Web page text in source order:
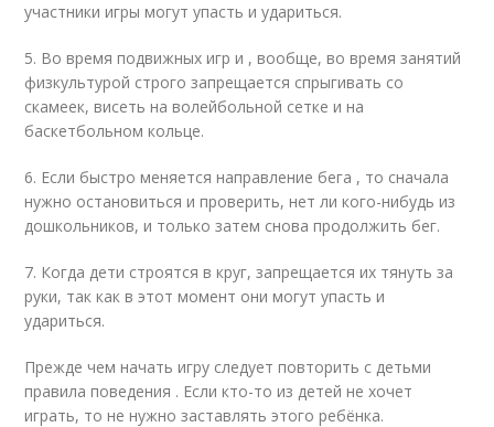
участники игры могут упасть и удариться.
5. Во время подвижных игр и , вообще, во время занятий
физкультурой строго запрещается спрыгивать со
скамеек, висеть на волейбольной сетке и на
баскетбольном кольце.
6. Если быстро меняется направление бега , то сначала
нужно остановиться и проверить, нет ли кого-нибудь из
дошкольников, и только затем снова продолжить бег.
7. Когда дети строятся в круг, запрещается их тянуть за
руки, так как в этот момент они могут упасть и
удариться.
Прежде чем начать игру следует повторить с детьми
правила поведения . Если кто-то из детей не хочет
играть, то не нужно заставлять этого ребёнка.